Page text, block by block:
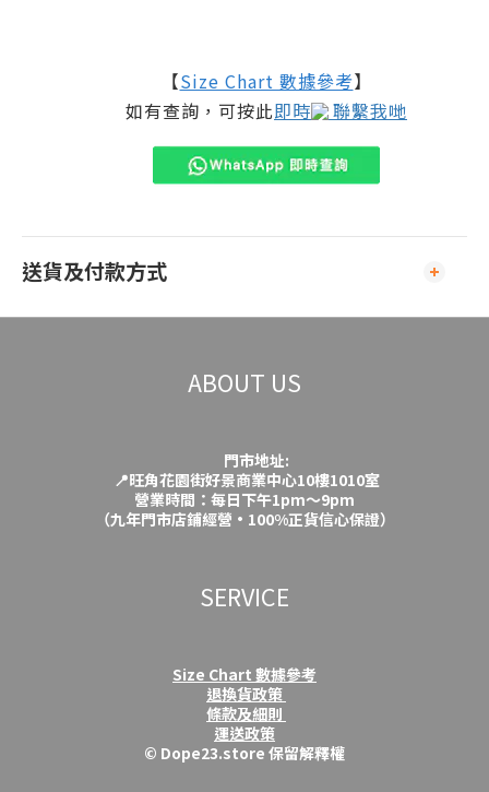
【Size Chart 數據參考】
如有查詢，可按此即時 聯繫我哋
送貨及付款方式
ABOUT US
門市地址:
📍旺角花園街好景商業中心10樓1010室
營業時間：每日下午1pm～9pm
（九年門市店鋪經營·100%正貨信心保證）
SERVICE
Size Chart 數據參考
退換貨政策
條款及細則
運送政策
© Dope23.store 保留解釋權